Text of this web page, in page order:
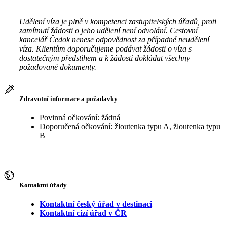
Udělení víza je plně v kompetenci zastupitelských úřadů, proti
zamítnutí žádosti o jeho udělení není odvolání. Cestovní
kancelář Čedok nenese odpovědnost za případné neudělení
víza. Klientům doporučujeme podávat žádosti o víza s
dostatečným předstihem a k žádosti dokládat všechny
požadované dokumenty.
Zdravotní informace a požadavky
Povinná očkování: žádná
Doporučená očkování: žloutenka typu A, žloutenka typu
B
Kontaktní úřady
Kontaktní český úřad v destinaci
Kontaktní cizí úřad v ČR